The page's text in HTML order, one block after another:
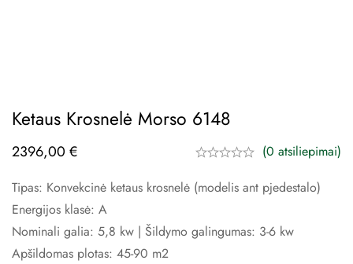
Ketaus Krosnelė Morso 6148
2396,00 €
(0 atsiliepimai)
Tipas: Konvekcinė ketaus krosnelė (modelis ant pjedestalo)
Energijos klasė: A
Nominali galia: 5,8 kw | Šildymo galingumas: 3-6 kw
Apšildomas plotas: 45-90 m2